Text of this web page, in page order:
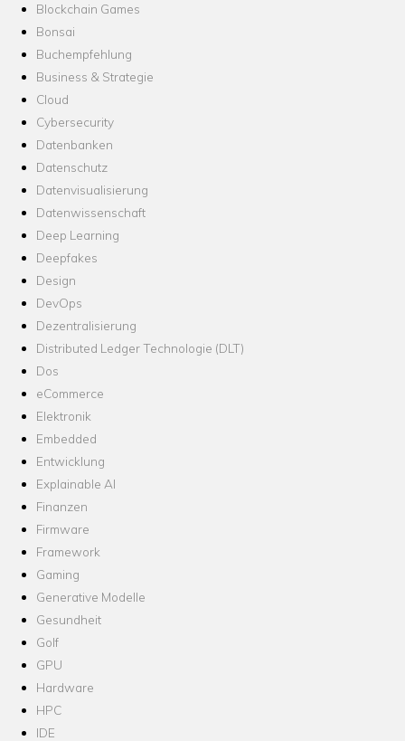
Blockchain Games
Bonsai
Buchempfehlung
Business & Strategie
Cloud
Cybersecurity
Datenbanken
Datenschutz
Datenvisualisierung
Datenwissenschaft
Deep Learning
Deepfakes
Design
DevOps
Dezentralisierung
Distributed Ledger Technologie (DLT)
Dos
eCommerce
Elektronik
Embedded
Entwicklung
Explainable AI
Finanzen
Firmware
Framework
Gaming
Generative Modelle
Gesundheit
Golf
GPU
Hardware
HPC
IDE